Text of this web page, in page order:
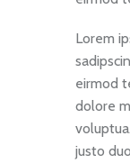
Lorem
eirmod
dolore
justo